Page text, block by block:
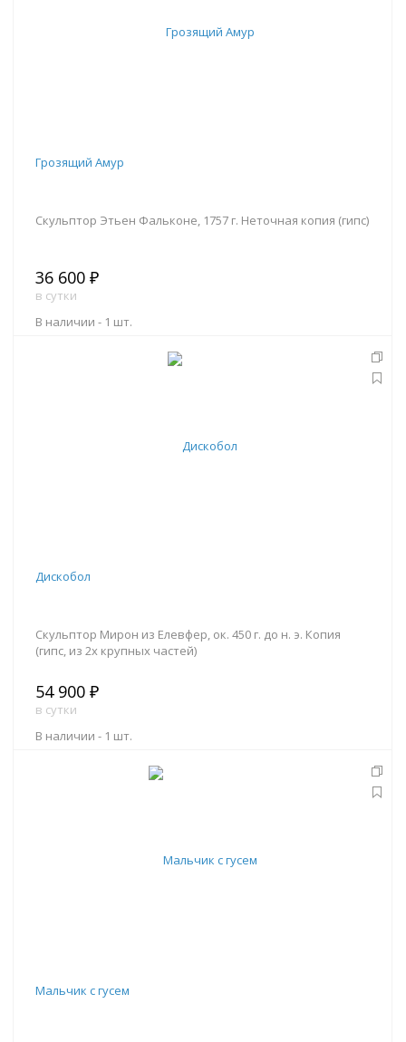
Грозящий Амур
Скульптор Этьен Фальконе, 1757 г. Неточная копия (гипс)
36 600 ₽
в сутки
В наличии - 1 шт.
Дискобол
Скульптор Мирон из Елевфер, ок. 450 г. до н. э. Копия
(гипс, из 2х крупных частей)
54 900 ₽
в сутки
В наличии - 1 шт.
Мальчик с гусем